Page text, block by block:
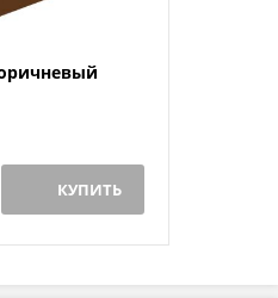
КУПИТЬ